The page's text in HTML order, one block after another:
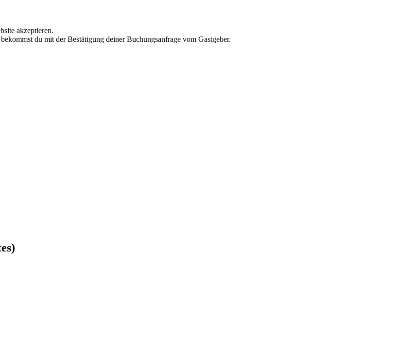
akzeptieren.
du mit der Bestätigung deiner Buchungsanfrage vom Gastgeber.